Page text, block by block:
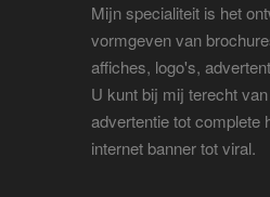
Mijn specialiteit is het
vormgeven van
affiches, logo's,
U kunt bij mij terecht
advertentie tot complete
internet banner tot viral.